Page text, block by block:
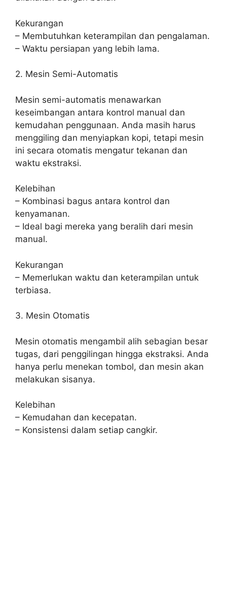
Kekurangan
– Membutuhkan keterampilan dan pengalaman.
– Waktu persiapan yang lebih lama.
2. Mesin Semi-Automatis
Mesin semi-automatis menawarkan
keseimbangan antara kontrol manual dan
kemudahan penggunaan. Anda masih harus
menggiling dan menyiapkan kopi, tetapi mesin
ini secara otomatis mengatur tekanan dan
waktu ekstraksi.
Kelebihan
– Kombinasi bagus antara kontrol dan
kenyamanan.
– Ideal bagi mereka yang beralih dari mesin
manual.
Kekurangan
– Memerlukan waktu dan keterampilan untuk
terbiasa.
3. Mesin Otomatis
Mesin otomatis mengambil alih sebagian besar
tugas, dari penggilingan hingga ekstraksi. Anda
hanya perlu menekan tombol, dan mesin akan
melakukan sisanya.
Kelebihan
– Kemudahan dan kecepatan.
– Konsistensi dalam setiap cangkir.